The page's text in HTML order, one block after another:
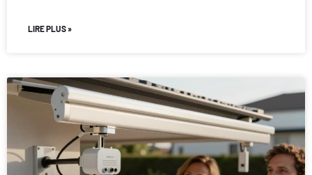
LIRE PLUS »